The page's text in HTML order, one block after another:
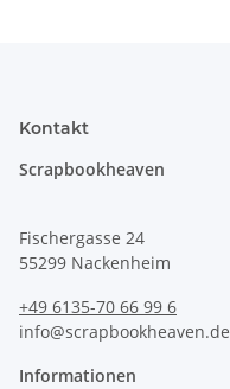
Kontakt
Scrapbookheaven
Fischergasse 24
55299 Nackenheim
+49 6135-70 66 99 6
info@scrapbookheaven.de
Informationen